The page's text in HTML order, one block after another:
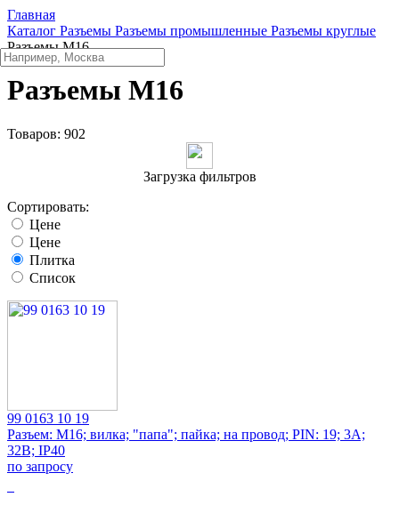
Главная
Каталог Разъeмы Разъeмы промышленные Разъeмы круглые
Разъeмы M16
Разъeмы M16
Товаров: 902
Загрузка фильтров
Сортировать:
Цене
Цене
Плитка
Список
99 0163 10 19
Разъем: M16; вилка; "папа"; пайка; на провод; PIN: 19; 3А;
32В; IP40
по запросу